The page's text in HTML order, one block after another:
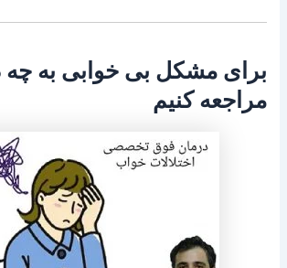
برای مشکل بی خوابی به چه
مراجعه کنیم